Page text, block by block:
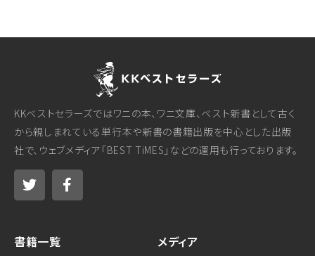
KKベストセラーズではワニの本、ワニ文庫、ベスト新書として古く
から親しまれている単行本や新書の書籍出版を中心とした出版
社で、ウェブメディア「BEST TiMES」などの運用も行っております。
書籍一覧 メディア